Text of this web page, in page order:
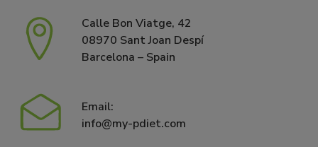
Calle Bon Viatge, 42
08970 Sant Joan Despí
Barcelona – Spain
Email:
info@my-pdiet.com